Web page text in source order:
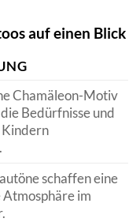
auf einen Blick
Chamäleon-Motiv
Bedürfnisse und
schaffen eine
im